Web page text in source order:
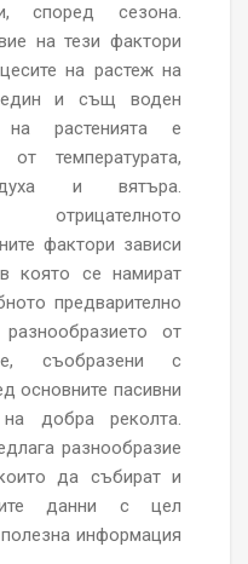
според сезона.
на тези фактори
на растеж на
един и същ воден
на растенията е
температурата,
и вятъра.
фактори зависи
която се намират
предварително
от
съобразени с
основните пасивни
добра реколта.
разнообразие
да събират и
данни с цел
информация